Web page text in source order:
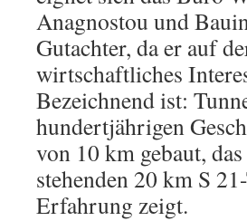
Anagnostou und
Gutachter, da er auf
wirtschaftliches
Bezeichnend ist:
hundertjährigen
von 10 km gebaut,
stehenden 20 km S
Erfahrung zeigt.